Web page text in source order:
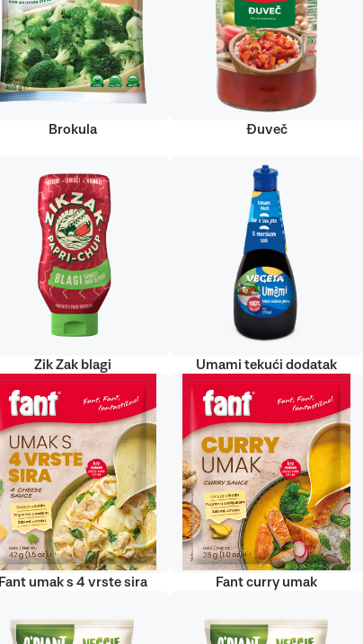
Brokula Đuveč
Zik Zak blagi Umami tekući dodatak
Fant umak s 4 vrste sira Fant curry umak